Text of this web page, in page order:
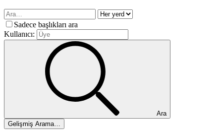
Sadece başlıkları ara
Kullanıcı:
Ara
Gelişmiş Arama…